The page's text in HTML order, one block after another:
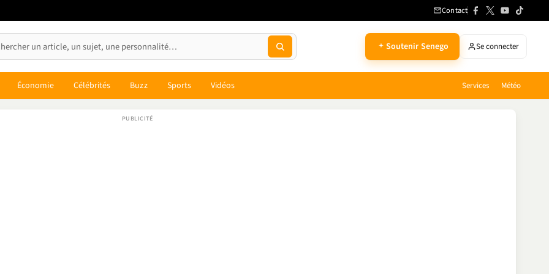
Contact
Soutenir Senego Se connecter
Économie Célébrités Buzz Sports Vidéos Services Météo